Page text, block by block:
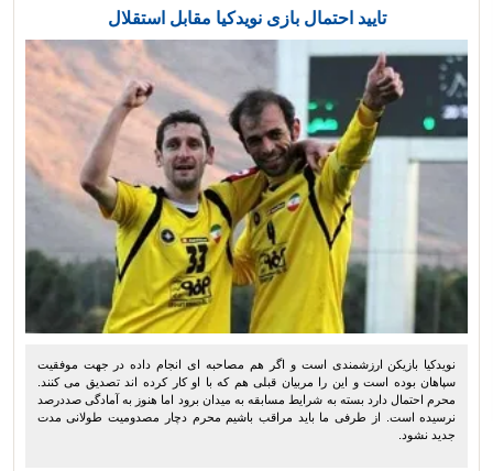
تایید احتمال بازی نویدکیا مقابل استقلال
نویدکیا بازیکن ارزشمندی است و اگر هم مصاحبه ای انجام داده در جهت موفقیت
سپاهان بوده است و این را مربیان قبلی هم که با او کار کرده اند تصدیق می کنند.
محرم احتمال دارد بسته به شرایط مسابقه به میدان برود اما هنوز به آمادگی صددرصد
نرسیده است. از طرفی ما باید مراقب باشیم محرم دچار مصدومیت طولانی مدت
جدید نشود.